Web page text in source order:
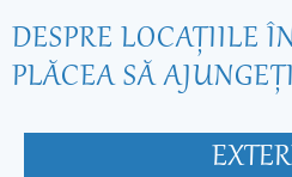
DESPRE LOCAŢIILE
PLĂCEA SĂ AJUNGEŢI